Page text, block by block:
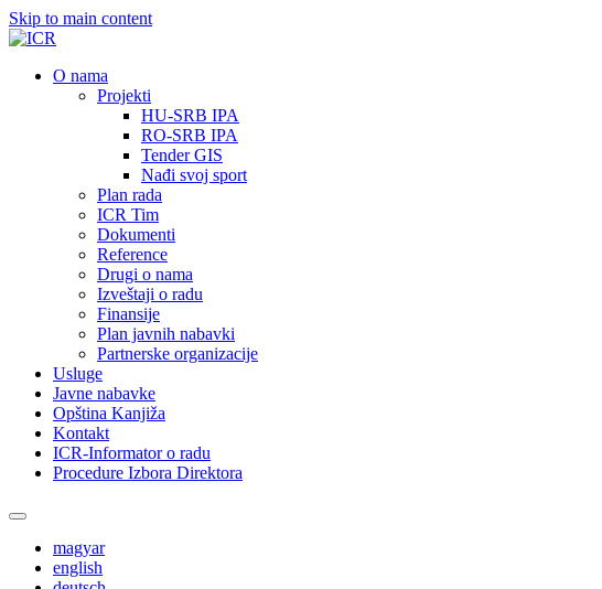
Skip to main content
О nama
Projekti
HU-SRB IPA
RO-SRB IPA
Tender GIS
Nađi svoj sport
Plan rada
ICR Tim
Dokumenti
Reference
Drugi o nama
Izveštaji o radu
Finansije
Plan javnih nabavki
Partnerske organizacije
Usluge
Javne nabavke
Opština Kanjiža
Kontakt
ICR-Informator o radu
Procedure Izbora Direktora
magyar
english